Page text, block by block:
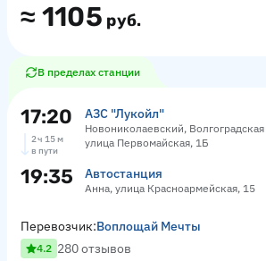
≈ 1105 руб.
В пределах станции
17:20 АЗС "Лукойл"
Новониколаевский, Волгоградская
улица Первомайская, 1Б
2 ч 15 м
в пути
19:35 Автостанция
Анна, улица Красноармейская, 15
Перевозчик:Воплощай Мечты
4.2 280 отзывов